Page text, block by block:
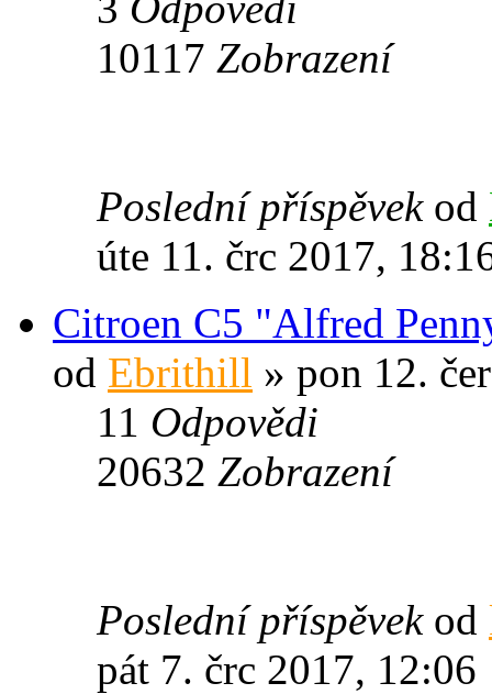
10117 Zobrazení
Poslední příspěvek od
úte 11. črc 2017,
Citroen C5 "Alfred
od Ebrithill » pon 12.
11 Odpovědi
20632 Zobrazení
Poslední příspěvek od
pát 7. črc 2017, 12:06